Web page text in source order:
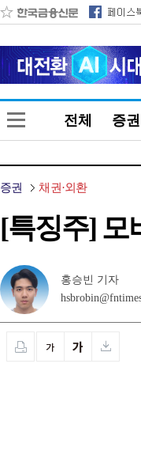
전체 증권
증권 채권·외환
[특징주] 모
홍승빈 기자